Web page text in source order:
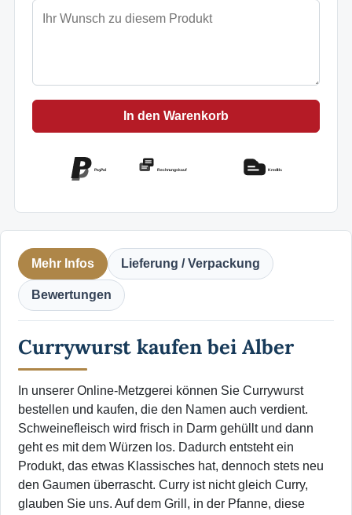
In den Warenkorb
PayPal Rechnungskauf Kreditkarte
Mehr Infos Lieferung / Verpackung
Bewertungen
Currywurst kaufen bei Alber
In unserer Online-Metzgerei können Sie Currywurst
bestellen und kaufen, die den Namen auch verdient.
Schweinefleisch wird frisch in Darm gehüllt und dann
geht es mit dem Würzen los. Dadurch entsteht ein
Produkt, das etwas Klassisches hat, dennoch stets neu
den Gaumen überrascht. Curry ist nicht gleich Curry,
glauben Sie uns. Auf dem Grill, in der Pfanne, diese